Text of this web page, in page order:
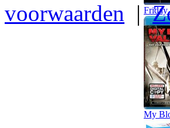
Friday
My
voorwaarden |